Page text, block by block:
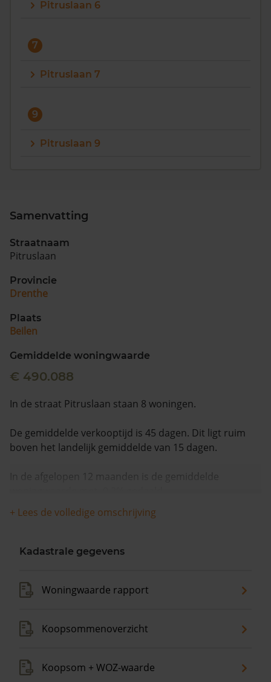
Pitruslaan 6
7
Pitruslaan 7
9
Pitruslaan 9
Samenvatting
Straatnaam
Pitruslaan
Provincie
Drenthe
Plaats
Beilen
Gemiddelde woningwaarde
€ 490.088
In de straat Pitruslaan staan 8 woningen.
De gemiddelde verkooptijd is 45 dagen. Dit ligt ruim
boven het landelijk gemiddelde van 15 dagen.
In de afgelopen 12 maanden is de gemiddelde
+ Lees de volledige omschrijving
Kadastrale gegevens
Woningwaarde rapport
Koopsommenoverzicht
Koopsom + WOZ-waarde